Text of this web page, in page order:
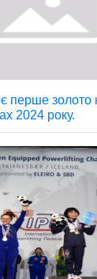
перше золото
2024 року.